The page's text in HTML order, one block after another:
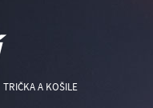
TRIČKA A KOŠILE